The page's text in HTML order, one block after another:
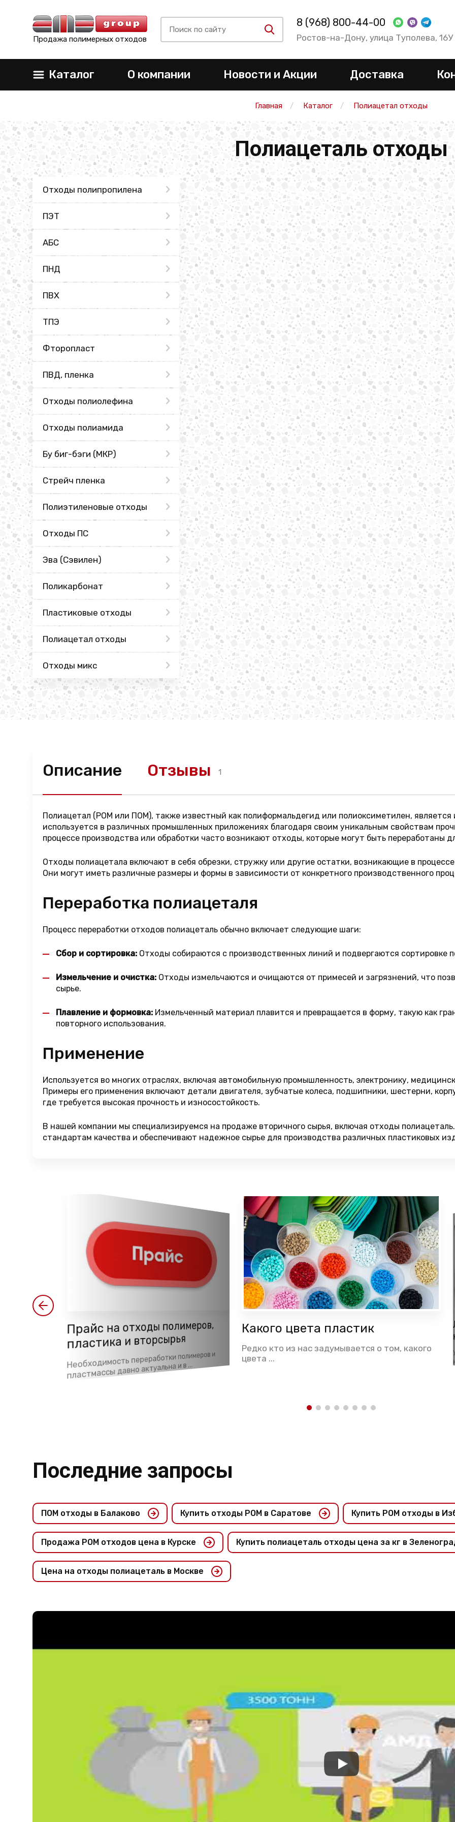
Продажа полимерных отходов
8 (968) 800-44-00
Ростов-на-Дону, улица Туполева, 16У
Каталог О компании Новости и Акции Доставка
Главная Каталог Полиацетал отходы
Полиацеталь отходы
Отходы полипропилена
ПЭТ
АБС
ПНД
ПВХ
ТПЭ
Фторопласт
ПВД, пленка
Отходы полиолефина
Отходы полиамида
Бу биг-бэги (МКР)
Стрейч пленка
Полиэтиленовые отходы
Отходы ПС
Эва (Сэвилен)
Поликарбонат
Пластиковые отходы
Полиацетал отходы
Отходы микс
Описание Отзывы 1
Полиацетал (POM или ПОМ), также известный как полиформальдегид или полиоксиметилен,
используется в различных промышленных приложениях благодаря своим уникальным свойствам
процессе производства или обработки часто возникают отходы, которые могут быть переработаны
Отходы полиацетала включают в себя обрезки, стружку или другие остатки, возникающие в
Они могут иметь различные размеры и формы в зависимости от конкретного производственного
Переработка полиацеталя
Процесс переработки отходов полиацеталь обычно включает следующие шаги:
Сбор и сортировка: Отходы собираются с производственных линий и подвергаются сортировке
Измельчение и очистка: Отходы измельчаются и очищаются от примесей и загрязнений, что
сырье.
Плавление и формовка: Измельченный материал плавится и превращается в форму, такую как
повторного использования.
Применение
Используется во многих отраслях, включая автомобильную промышленность, электронику,
Примеры его применения включают детали двигателя, зубчатые колеса, подшипники, шестерни,
где требуется высокая прочность и износостойкость.
В нашей компании мы специализируемся на продаже вторичного сырья, включая отходы
стандартам качества и обеспечивают надежное сырье для производства различных пластиковых
Прайс на отходы полимеров,
пластика и вторсырья
Необходимость переработки полимеров и
пластмассы давно актуальна и в ...
Какого цвета пластик
Редко кто из нас задумывается о том, какого
цвета ...
Последние запросы
ПОМ отходы в Балаково Купить отходы POM в Саратове Купить POM отходы в
Продажа POM отходов цена в Курске Купить полиацеталь отходы цена за кг в
Цена на отходы полиацеталь в Москве